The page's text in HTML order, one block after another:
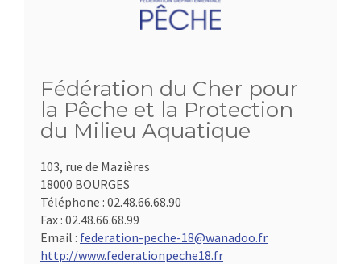
Fédération du Cher pour
la Pêche et la Protection
du Milieu Aquatique
103, rue de Mazières
18000 BOURGES
Téléphone : 02.48.66.68.90
Fax : 02.48.66.68.99
Email : federation-peche-18@wanadoo.fr
http://www.federationpeche18.fr